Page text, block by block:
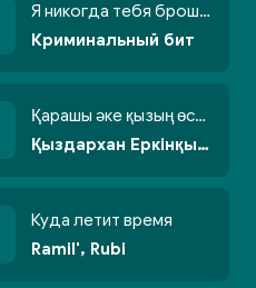
Я никогда тебя брошу никогда не кину
Криминальный бит
Қарашы әке қызың өсті бойжеттіп
Қыздархан Еркінқызы
Куда летит время
Ramil', Rubi